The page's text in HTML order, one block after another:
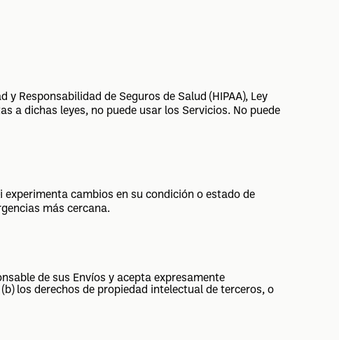
Responsabilidad de Seguros de Salud (HIPAA), Ley
a dichas leyes, no puede usar los Servicios. No puede
cambios en su condición o estado de
más cercana.
de sus Envíos y acepta expresamente
los derechos de propiedad intelectual de terceros, o